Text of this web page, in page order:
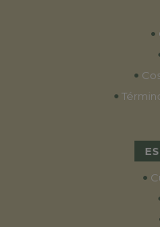
•
•
•
•